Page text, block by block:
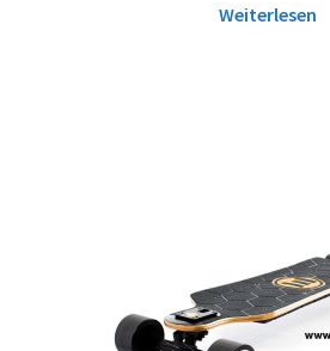
Weiterlesen